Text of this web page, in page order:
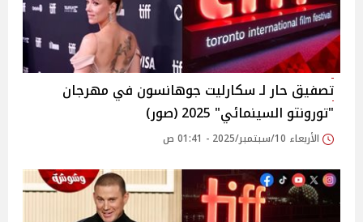
تصفيق حار لـ سكارليت جوهانسون في مهرجان
"تورونتو السينمائي" 2025 (صور)
الأربعاء 10/سبتمبر/2025 - 01:41 ص